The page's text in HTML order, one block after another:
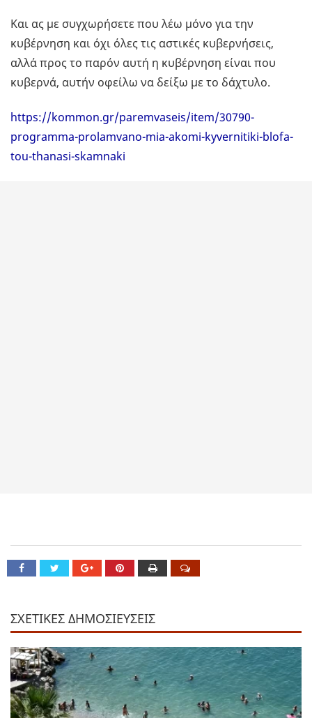
Και ας με συγχωρήσετε που λέω μόνο για την
κυβέρνηση και όχι όλες τις αστικές κυβερνήσεις,
αλλά προς το παρόν αυτή η κυβέρνηση είναι που
κυβερνά, αυτήν οφείλω να δείξω με το δάχτυλο.
https://kommon.gr/paremvaseis/item/30790-
programma-prolamvano-mia-akomi-kyvernitiki-blofa-
tou-thanasi-skamnaki
ΣΧΕΤΙΚΕΣ ΔΗΜΟΣΙΕΥΣΕΙΣ